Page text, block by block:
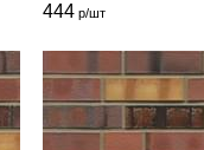
444р/шт